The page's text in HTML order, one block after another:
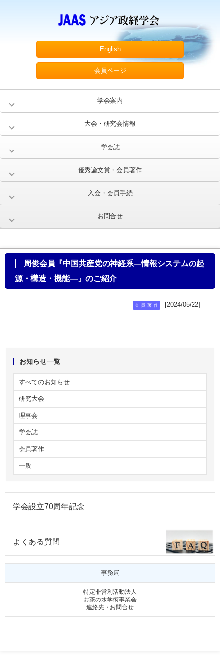
English
会員ページ
学会案内
大会・研究会情報
学会誌
優秀論文賞・会員著作
入会・会員手続
お問合せ
周俊会員『中国共産党の神経系―情報システムの起
源・構造・機能―』のご紹介
会員著作 [2024/05/22]
お知らせ一覧
すべてのお知らせ
研究大会
理事会
学会誌
会員著作
一般
学会設立70周年記念
よくある質問
事務局
特定非営利活動法人
お茶の水学術事業会
連絡先・お問合せ